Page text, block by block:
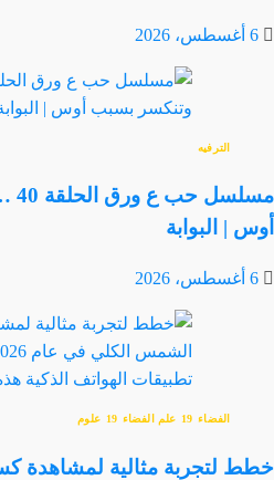
6 أغسطس، 2026
الترفيه
أوس | البوابة
6 أغسطس، 2026
الفضاء علم الفضاء علوم
خطط لتجربة مثالية